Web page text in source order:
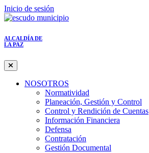
Inicio de sesión
ALCALDÍA DE
LA PAZ
NOSOTROS
Normatividad
Planeación, Gestión y Control
Control y Rendición de Cuentas
Información Financiera
Defensa
Contratación
Gestión Documental